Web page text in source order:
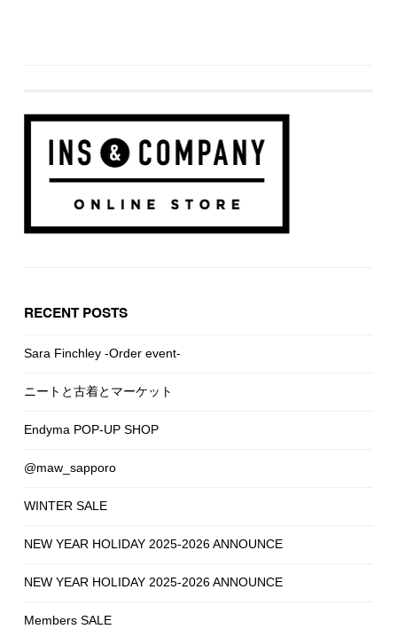
RECENT POSTS
Sara Finchley -Order event-
ニートと古着とマーケット
Endyma POP-UP SHOP
@maw_sapporo
WINTER SALE
NEW YEAR HOLIDAY 2025-2026 ANNOUNCE
NEW YEAR HOLIDAY 2025-2026 ANNOUNCE
Members SALE